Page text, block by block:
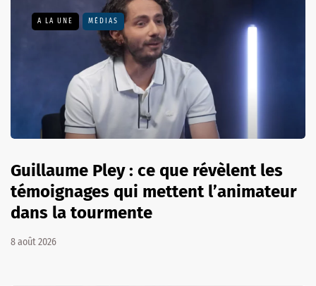
A LA UNE MÉDIAS
Guillaume Pley : ce que révèlent les
témoignages qui mettent l’animateur
dans la tourmente
8 août 2026